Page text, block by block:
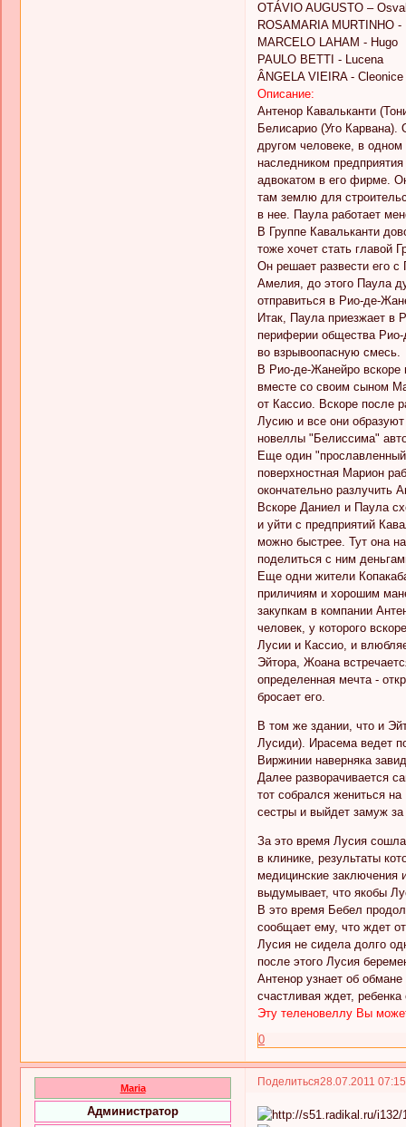
OTÁVIO AUGUSTO –
ROSAMARIA MURTINHO -
MARCELO LAHAM - Hugo
PAULO BETTI - Lucena
ÂNGELA VIEIRA - Cleonice
Описание:
Антенор Кавальканти
Белисарио (Уго
другом человеке, в
наследником
адвокатом в его фирме.
там землю для
в нее. Паула работает
В Группе Кавальканти
тоже хочет стать главой
Он решает развести его с
Амелия, до этого Паула
отправиться в Рио-де-
Итак, Паула приезжает в
периферии общества Рио-
во взрывоопасную смесь.
В Рио-де-Жанейро вскоре
вместе со своим сыном
от Кассио. Вскоре после
Лусию и все они
новеллы "Белиссима"
Еще один
поверхностная Марион
окончательно разлучить
Вскоре Даниел и Паула
и уйти с предприятий
можно быстрее. Тут она
поделиться с ним
Еще одни жители
приличиям и хорошим
закупкам в компании
человек, у которого
Лусии и Кассио, и
Эйтора, Жоана
определенная мечта -
бросает его.
В том же здании, что и
Лусиди). Ирасема ведет
Виржинии наверняка
Далее разворачивается
тот собрался жениться
сестры и выйдет замуж
За это время Лусия
в клинике, результаты
медицинские заключения
выдумывает, что якобы
В это время Бебел
сообщает ему, что ждет
Лусия не сидела долго
после этого Лусия
Антенор узнает об
счастливая ждет,
Эту теленовеллу Вы
0
Поделиться28.07.2011
Maria
Администратор